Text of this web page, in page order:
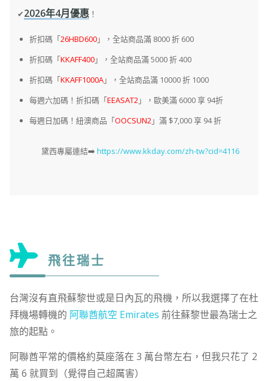
✔2026年4月優惠 ！
折扣碼「26HBD600」，全站商品滿 8000 折 600
折扣碼「KKAFF400」，全站商品滿 5000 折 400
折扣碼「KKAFF1000A」，全站商品滿 10000 折 1000
每週六加碼！折扣碼「EEASAT2」，歐美滿 6000 享 94折
每週日加碼！紐澳商品「OOCSUN2」滿 $7,000 享 94 折
黛西專屬連結➡️ https://www.kkday.com/zh-tw?cid=4116
飛往瑞士
台灣沒有直飛蘇黎世或是日內瓦的飛機，所以我選擇了在杜
拜機場轉機的 阿聯酋航空 Emirates 前往蘇黎世最為瑞士之
旅的起點。
阿聯酋平常的價格約莫座落在 3 萬台幣左右，但我只花了 2
萬 6 就買到（覺得自己超厲害）